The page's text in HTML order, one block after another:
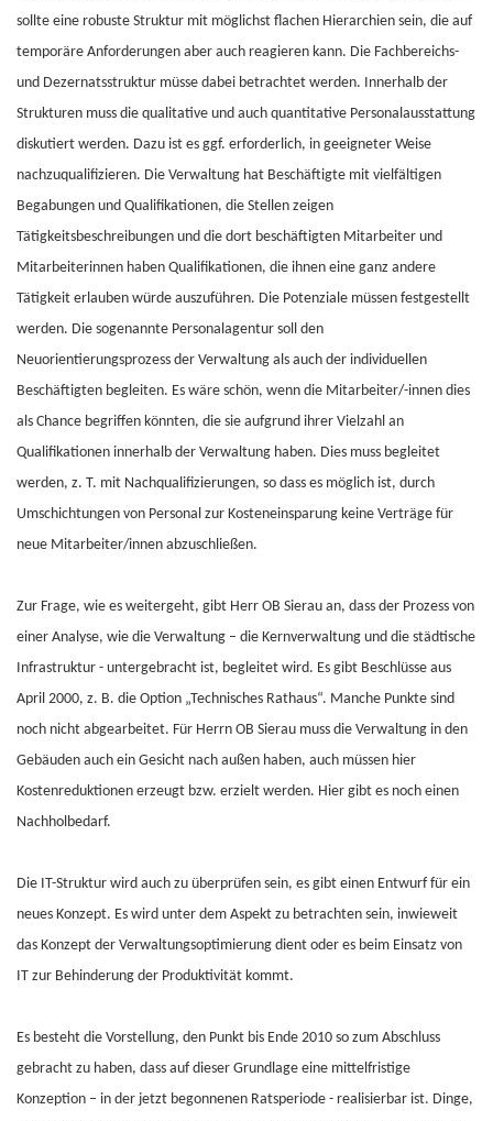
sollte eine robuste Struktur mit möglichst flachen Hierarchien sein, die auf
temporäre Anforderungen aber auch reagieren kann. Die Fachbereichs-
und Dezernatsstruktur müsse dabei betrachtet werden. Innerhalb der
Strukturen muss die qualitative und auch quantitative Personalausstattung
diskutiert werden. Dazu ist es ggf. erforderlich, in geeigneter Weise
nachzuqualifizieren. Die Verwaltung hat Beschäftigte mit vielfältigen
Begabungen und Qualifikationen, die Stellen zeigen
Tätigkeitsbeschreibungen und die dort beschäftigten Mitarbeiter und
Mitarbeiterinnen haben Qualifikationen, die ihnen eine ganz andere
Tätigkeit erlauben würde auszuführen. Die Potenziale müssen festgestellt
werden. Die sogenannte Personalagentur soll den
Neuorientierungsprozess der Verwaltung als auch der individuellen
Beschäftigten begleiten. Es wäre schön, wenn die Mitarbeiter/-innen dies
als Chance begriffen könnten, die sie aufgrund ihrer Vielzahl an
Qualifikationen innerhalb der Verwaltung haben. Dies muss begleitet
werden, z. T. mit Nachqualifizierungen, so dass es möglich ist, durch
Umschichtungen von Personal zur Kosteneinsparung keine Verträge für
neue Mitarbeiter/innen abzuschließen.
Zur Frage, wie es weitergeht, gibt Herr OB Sierau an, dass der Prozess von
einer Analyse, wie die Verwaltung – die Kernverwaltung und die städtische
Infrastruktur - untergebracht ist, begleitet wird. Es gibt Beschlüsse aus
April 2000, z. B. die Option „Technisches Rathaus“. Manche Punkte sind
noch nicht abgearbeitet. Für Herrn OB Sierau muss die Verwaltung in den
Gebäuden auch ein Gesicht nach außen haben, auch müssen hier
Kostenreduktionen erzeugt bzw. erzielt werden. Hier gibt es noch einen
Nachholbedarf.
Die IT-Struktur wird auch zu überprüfen sein, es gibt einen Entwurf für ein
neues Konzept. Es wird unter dem Aspekt zu betrachten sein, inwieweit
das Konzept der Verwaltungsoptimierung dient oder es beim Einsatz von
IT zur Behinderung der Produktivität kommt.
Es besteht die Vorstellung, den Punkt bis Ende 2010 so zum Abschluss
gebracht zu haben, dass auf dieser Grundlage eine mittelfristige
Konzeption – in der jetzt begonnenen Ratsperiode - realisierbar ist. Dinge,